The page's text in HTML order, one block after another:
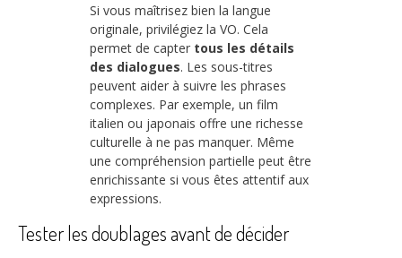
Si vous maîtrisez bien la langue
originale, privilégiez la VO. Cela
permet de capter tous les détails
des dialogues. Les sous-titres
peuvent aider à suivre les phrases
complexes. Par exemple, un film
italien ou japonais offre une richesse
culturelle à ne pas manquer. Même
une compréhension partielle peut être
enrichissante si vous êtes attentif aux
expressions.
Tester les doublages avant de décider